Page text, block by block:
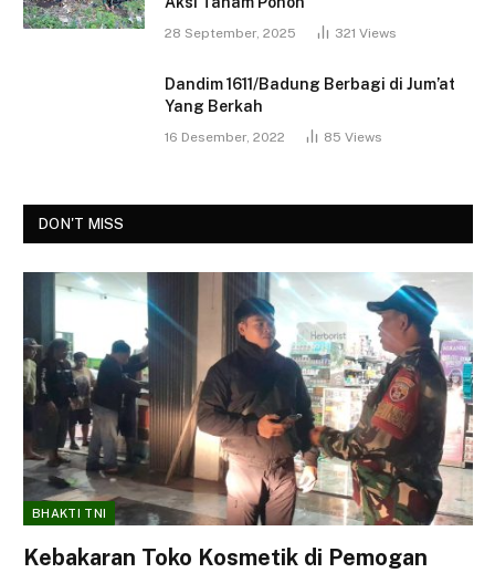
28 September, 2025 321 Views
Dandim 1611/Badung Berbagi di Jum’at
Yang Berkah
16 Desember, 2022 85 Views
DON'T MISS
BHAKTI TNI
Kebakaran Toko Kosmetik di Pemogan